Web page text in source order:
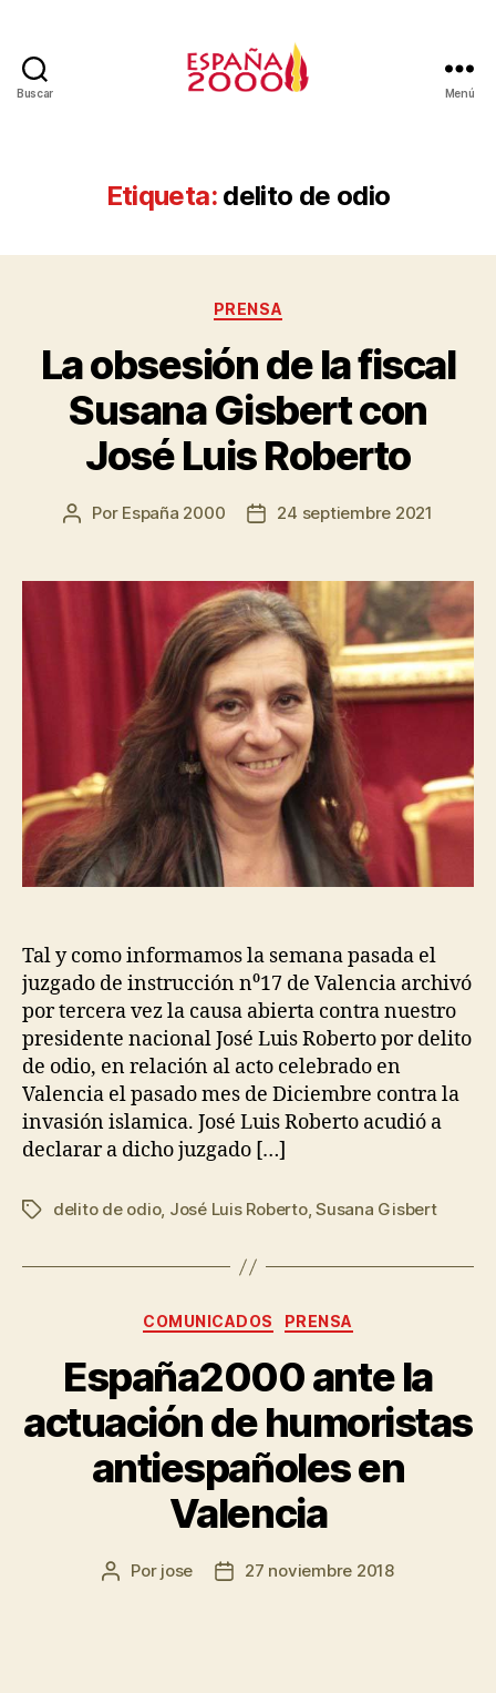
Buscar Menú
Etiqueta: delito de odio
PRENSA
La obsesión de la fiscal
Susana Gisbert con
José Luis Roberto
Por España 2000 24 septiembre 2021
Tal y como informamos la semana pasada el
juzgado de instrucción n⁰17 de Valencia archivó
por tercera vez la causa abierta contra nuestro
presidente nacional José Luis Roberto por delito
de odio, en relación al acto celebrado en
Valencia el pasado mes de Diciembre contra la
invasión islamica. José Luis Roberto acudió a
declarar a dicho juzgado […]
delito de odio, José Luis Roberto,Susana Gisbert
COMUNICADOS PRENSA
España2000 ante la
actuación de humoristas
antiespañoles en
Valencia
Por jose 27 noviembre 2018